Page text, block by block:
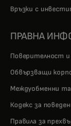
Връзки с
ПРАВНА
Поверителност
Обвързващи
Междуобменни
Кодекс за
Правила за